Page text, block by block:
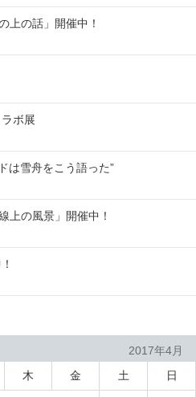
上の話」開催中！
ボ展
は雪舟をこう語った”
上の風景」開催中！
2017年4月
木 金 土 日